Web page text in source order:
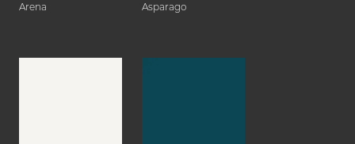
Arena Asparago